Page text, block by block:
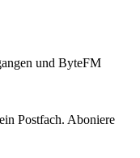
und ByteFM
Postfach. Aboniere